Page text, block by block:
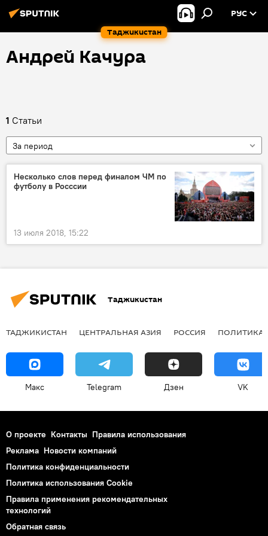
Таджикистан
РУС
Андрей Качура
1 Статьи
За период
Несколько слов перед финалом ЧМ по
футболу в Росссии
13 июля 2018, 15:22
Таджикистан
ТАДЖИКИСТАН ЦЕНТРАЛЬНАЯ АЗИЯ РОССИЯ ПОЛИТИКА
Макс Telegram Дзен VK
О проекте Контакты Правила использования
Реклама Новости компаний
Политика конфиденциальности
Политика использования Cookie
Правила применения рекомендательных
технологий
Обратная связь